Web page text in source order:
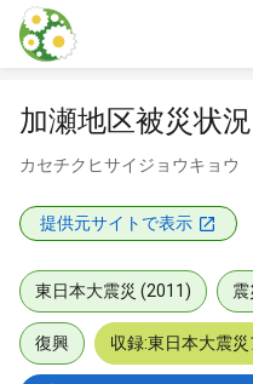
本文に飛ぶ
加瀬地区被災状況
カセチクヒサイジョウキョウ
提供元サイトで表示
東日本大震災 (2011) 震
復興 収録:東日本大震